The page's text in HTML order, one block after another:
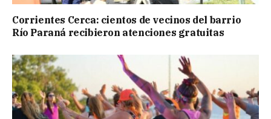
Corrientes Cerca: cientos de vecinos del barrio
Río Paraná recibieron atenciones gratuitas